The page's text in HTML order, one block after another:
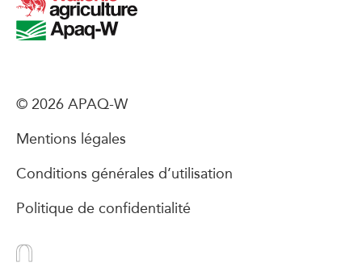
© 2026 APAQ-W
Mentions légales
Conditions générales d’utilisation
Politique de confidentialité